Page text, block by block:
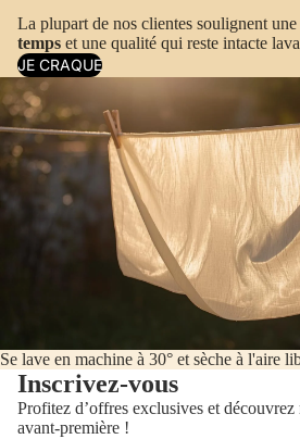
La plupart de nos clientes soulignent une
temps et une qualité qui reste intacte
JE CRAQUE
Se lave en machine à 30° et sèche à l'aire
Inscrivez-vous
Profitez d’offres exclusives et découvrez
avant-première !